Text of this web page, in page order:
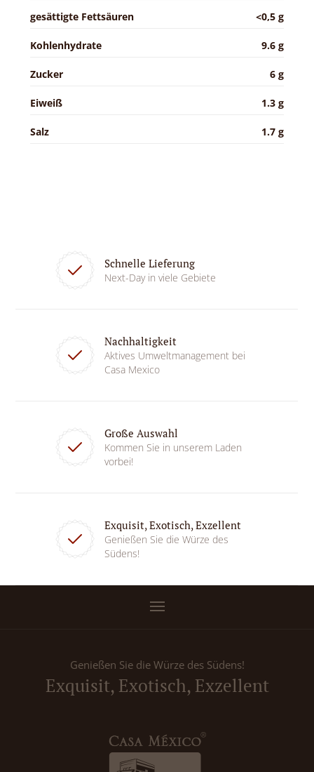
gesättigte Fettsäuren <0,5 g
Kohlenhydrate 9.6 g
Zucker 6 g
Eiweiß 1.3 g
Salz 1.7 g
Schnelle Lieferung
Next-Day in viele Gebiete
Nachhaltigkeit
Aktives Umweltmanagement bei
Casa Mexico
Große Auswahl
Kommen Sie in unserem Laden
vorbei!
Exquisit, Exotisch, Exzellent
Genießen Sie die Würze des
Südens!
Genießen Sie die Würze des Südens!
Exquisit, Exotisch, Exzellent